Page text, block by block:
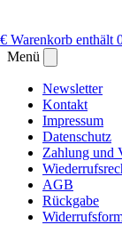
Warenkorb enthält
Menü
Newsletter
Kontakt
Impressum
Datenschutz
Zahlung und
AGB
Rückgabe